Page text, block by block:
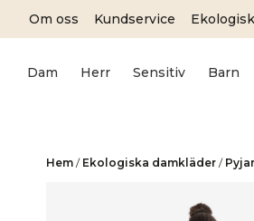
Om oss Kundservice
Dam Herr Sensitiv Barn
Hem / Ekologiska damkläder /